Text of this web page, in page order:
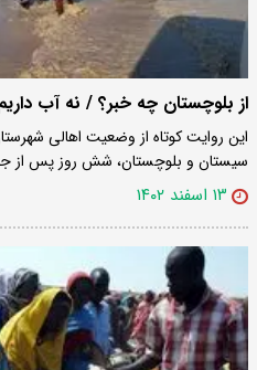
از بلوچستان چه خبر؟ / نه آب
این روایت کوتاه از وضعیت اهالی
سیستان و بلوچستان، شش روز پس از
۱۳ اسفند ۱۴۰۲